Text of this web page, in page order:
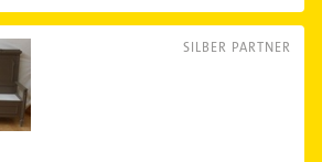
SILBER PARTNER